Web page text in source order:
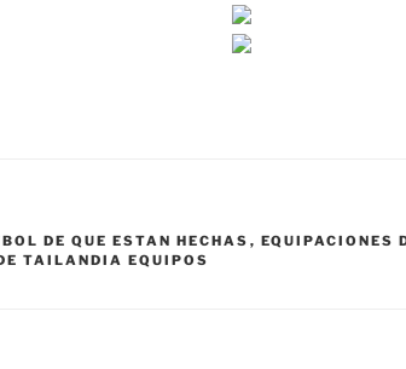
DE QUE ESTAN HECHAS , EQUIPACIONES
TAILANDIA EQUIPOS